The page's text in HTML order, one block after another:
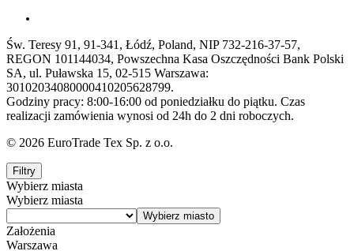
Św. Teresy 91, 91-341, Łódź, Poland, NIP 732-216-37-57,
REGON 101144034, Powszechna Kasa Oszczędności Bank Polski
SA, ul. Puławska 15, 02-515 Warszawa:
30102034080000410205628799.
Godziny pracy: 8:00-16:00 od poniedziałku do piątku. Czas
realizacji zamówienia wynosi od 24h do 2 dni roboczych.
© 2026 EuroTrade Tex Sp. z o.o.
Filtry
Wybierz miasta
Wybierz miasta
Założenia
Warszawa